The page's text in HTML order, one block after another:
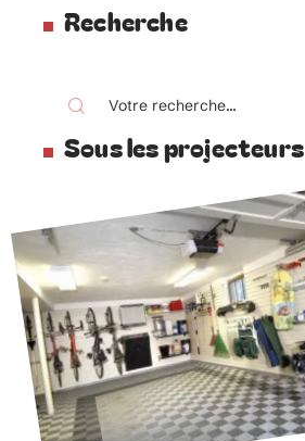
Recherche
Sous les projecteurs